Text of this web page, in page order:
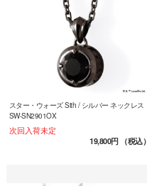
スター・ウォーズ Sith / シルバー ネックレス
SW-SN2901OX
次回入荷未定
19,800円（税込）